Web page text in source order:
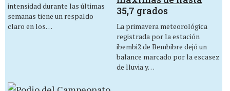
intensidad durante las últimas
semanas tiene un respaldo
claro en los…
35,7 grados
La primavera meteorológica
registrada por la estación
ibembi2 de Bembibre dejó un
balance marcado por la escasez
de lluvia y…